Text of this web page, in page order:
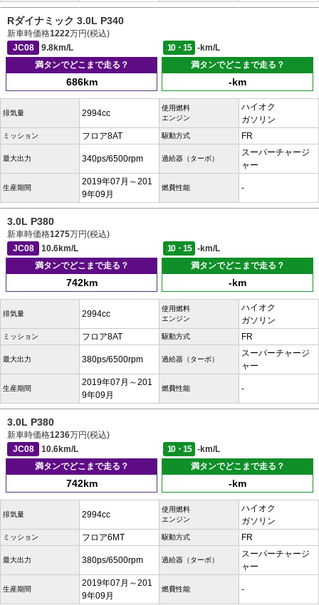
Rダイナミック 3.0L P340
新車時価格1222万円(税込)
JC08
9.8km/L 10・15
-km/L
満タンでどこまで走る？
686km
満タンでどこまで走る？
-km
排気量 2994cc
使用燃料
エンジン
ハイオク
ガソリン
ミッション フロア8AT 駆動方式 FR
最大出力 340ps/6500rpm 過給器（ターボ）
スーパーチャージ
ャー
生産期間
2019年07月～201
9年09月
燃費性能 -
3.0L P380
新車時価格1275万円(税込)
JC08
10.6km/L 10・15
-km/L
満タンでどこまで走る？
742km
満タンでどこまで走る？
-km
排気量 2994cc
使用燃料
エンジン
ハイオク
ガソリン
ミッション フロア8AT 駆動方式 FR
最大出力 380ps/6500rpm 過給器（ターボ）
スーパーチャージ
ャー
生産期間
2019年07月～201
9年09月
燃費性能 -
3.0L P380
新車時価格1236万円(税込)
JC08
10.6km/L 10・15
-km/L
満タンでどこまで走る？
742km
満タンでどこまで走る？
-km
排気量 2994cc
使用燃料
エンジン
ハイオク
ガソリン
ミッション フロア6MT 駆動方式 FR
最大出力 380ps/6500rpm 過給器（ターボ）
スーパーチャージ
ャー
生産期間
2019年07月～201
9年09月
燃費性能 -